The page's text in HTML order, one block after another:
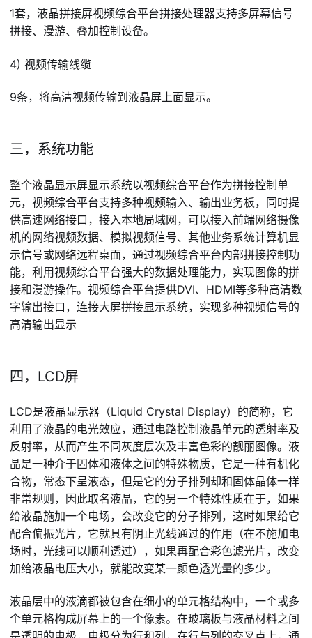
1套，液晶拼接屏视频综合平台拼接处理器支持多屏幕信号
拼接、漫游、叠加控制设备。
4) 视频传输线缆
9条，将高清视频传输到液晶屏上面显示。
三，系统功能
整个液晶显示屏显示系统以视频综合平台作为拼接控制单
元，视频综合平台支持多种视频输入、输出业务板，同时提
供高速网络接口，接入本地局域网，可以接入前端网络摄像
机的网络视频数据、模拟视频信号、其他业务系统计算机显
示信号或网络远程桌面，通过视频综合平台内部拼接控制功
能，利用视频综合平台强大的数据处理能力，实现图像的拼
接和漫游操作。视频综合平台提供DVI、HDMI等多种高清数
字输出接口，连接大屏拼接显示系统，实现多种视频信号的
高清输出显示
四，LCD屏
LCD是液晶显示器（Liquid Crystal Display）的简称，它
利用了液晶的电光效应，通过电路控制液晶单元的透射率及
反射率，从而产生不同灰度层次及丰富色彩的靓丽图像。液
晶是一种介于固体和液体之间的特殊物质，它是一种有机化
合物，常态下呈液态，但是它的分子排列却和固体晶体一样
非常规则，因此取名液晶，它的另一个特殊性质在于，如果
给液晶施加一个电场，会改变它的分子排列，这时如果给它
配合偏振光片，它就具有阴止光线通过的作用（在不施加电
场时，光线可以顺利透过），如果再配合彩色滤光片，改变
加给液晶电压大小，就能改变某一颜色透光量的多少。
液晶层中的液滴都被包含在细小的单元格结构中，一个或多
个单元格构成屏幕上的一个像素。在玻璃板与液晶材料之间